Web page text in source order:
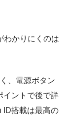
わかりにくのは
、電源ボタン
イントで後で詳
ID搭載は最高の